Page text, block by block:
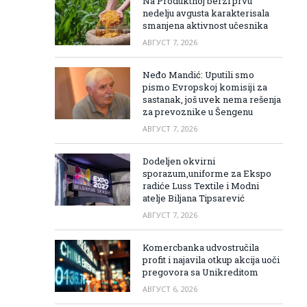
nedelju avgusta karakterisala
smanjena aktivnost učesnika
АВГУСТ 7, 2026
Neđo Mandić: Uputili smo
pismo Evropskoj komisiji za
sastanak, još uvek nema rešenja
za prevoznike u Šengenu
АВГУСТ 7, 2026
Dodeljen okvirni
sporazum,uniforme za Ekspo
radiće Luss Textile i Modni
atelje Biljana Tipsarević
АВГУСТ 7, 2026
Komercbanka udvostručila
profit i najavila otkup akcija uoči
pregovora sa Unikreditom
АВГУСТ 6, 2026